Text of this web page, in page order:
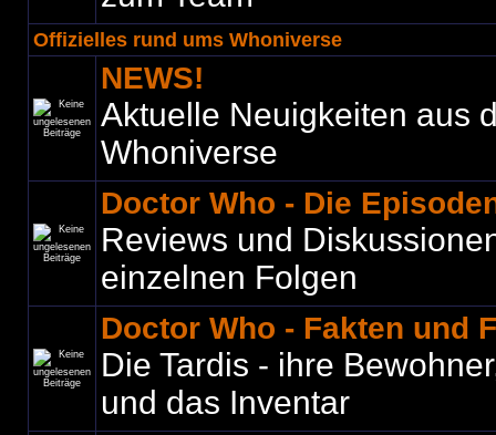
Offizielles rund ums Whoniverse
NEWS!
Aktuelle Neuigkeiten aus
Whoniverse
Doctor Who - Die
Reviews und
einzelnen Folgen
Doctor Who - Fakten und
Die Tardis - ihre
und das Inventar